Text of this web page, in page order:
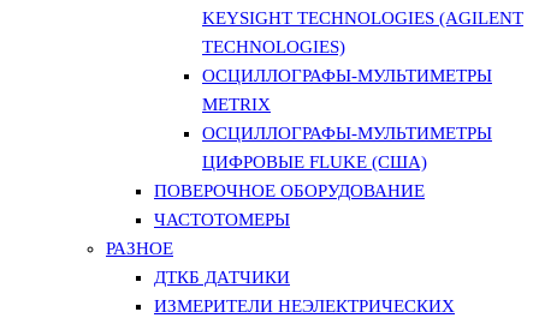
KEYSIGHT TECHNOLOGIES (AGILENT
TECHNOLOGIES)
ОСЦИЛЛОГРАФЫ-МУЛЬТИМЕТРЫ
METRIX
ОСЦИЛЛОГРАФЫ-МУЛЬТИМЕТРЫ
ЦИФРОВЫЕ FLUKE (США)
ПОВЕРОЧНОЕ ОБОРУДОВАНИЕ
ЧАСТОТОМЕРЫ
РАЗНОЕ
ДТКБ ДАТЧИКИ
ИЗМЕРИТЕЛИ НЕЭЛЕКТРИЧЕСКИХ